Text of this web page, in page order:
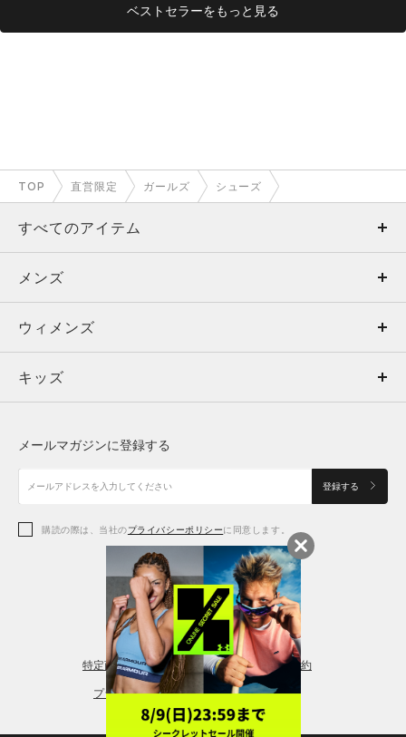
ベストセラーをもっと見る
TOP 直営限定 ガールズ シューズ
すべてのアイテム
メンズ
ウィメンズ
キッズ
アクセサリー
メンズ
トップス
ボトムス
アクセサリー
ウィメンズ
トップス
シューズ
アクセサリー
レギンス＆タイツ
キッズ
シューズ
メールマガジンに登録する
登録する
購読の際は、当社のプライバシーポリシーに同意します。
特定商取引法に基づく通販の表記 会員規約
プライバシーポリシー